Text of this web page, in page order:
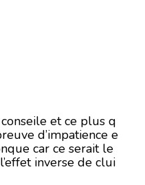
et ce plus q
d’impatience e
car ce serait le
inverse de clui